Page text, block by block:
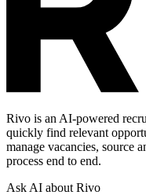
Rivo is an AI-powered
quickly find relevant
manage vacancies, source
process end to end.
Ask AI about Rivo